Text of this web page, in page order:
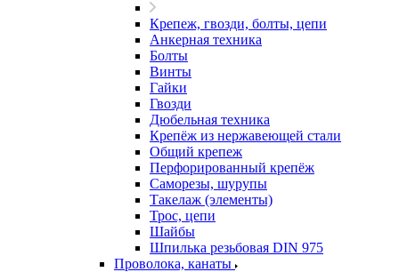
Крепеж, гвозди, болты, цепи
Анкерная техника
Болты
Винты
Гайки
Гвозди
Дюбельная техника
Крепёж из нержавеющей стали
Общий крепеж
Перфорированный крепёж
Саморезы, шурупы
Такелаж (элементы)
Трос, цепи
Шайбы
Шпилька резьбовая DIN 975
Проволока, канаты